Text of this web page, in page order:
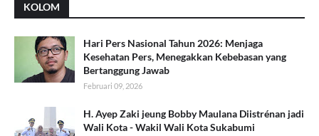
KOLOM
Hari Pers Nasional Tahun 2026: Menjaga
Kesehatan Pers, Menegakkan Kebebasan yang
Bertanggung Jawab
Februari 09, 2026
H. Ayep Zaki jeung Bobby Maulana Diistrénan jadi
Wali Kota - Wakil Wali Kota Sukabumi